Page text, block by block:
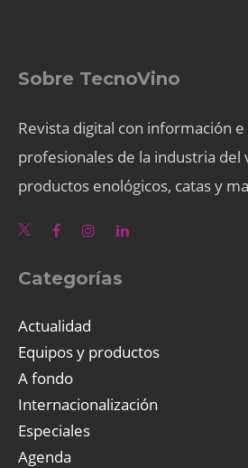
Sobre TecnoVino
Revista digital con información
profesionales de la industria del
productos enológicos, catas y
Categorías
Actualidad
Equipos y productos
A fondo
Internacionalización
Especiales
Agenda